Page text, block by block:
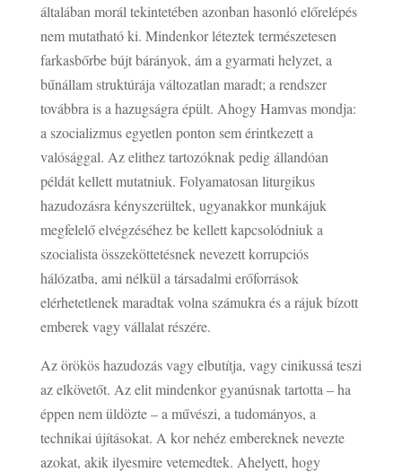
általában morál tekintetében azonban hasonló előrelépés
nem mutatható ki. Mindenkor léteztek természetesen
farkasbőrbe bújt bárányok, ám a gyarmati helyzet, a
bűnállam struktúrája változatlan maradt; a rendszer
továbbra is a hazugságra épült. Ahogy Hamvas mondja:
a szocializmus egyetlen ponton sem érintkezett a
valósággal. Az elithez tartozóknak pedig állandóan
példát kellett mutatniuk. Folyamatosan liturgikus
hazudozásra kényszerültek, ugyanakkor munkájuk
megfelelő elvégzéséhez be kellett kapcsolódniuk a
szocialista összeköttetésnek nevezett korrupciós
hálózatba, ami nélkül a társadalmi erőforrások
elérhetetlenek maradtak volna számukra és a rájuk bízott
emberek vagy vállalat részére.
Az örökös hazudozás vagy elbutítja, vagy cinikussá teszi
az elkövetőt. Az elit mindenkor gyanúsnak tartotta – ha
éppen nem üldözte – a művészi, a tudományos, a
technikai újításokat. A kor nehéz embereknek nevezte
azokat, akik ilyesmire vetemedtek. Ahelyett, hogy